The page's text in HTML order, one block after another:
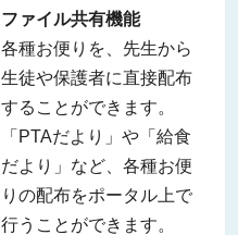
ファイル共有機能
各種お便りを、先生から
生徒や保護者に直接配布
することができます。
「PTAだより」や「給食
だより」など、各種お便
りの配布をポータル上で
行うことができます。